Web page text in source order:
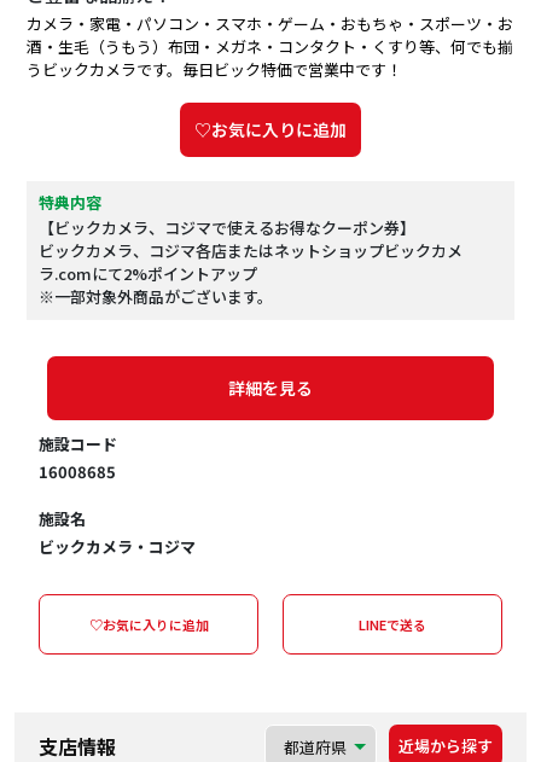
カメラ・家電・パソコン・スマホ・ゲーム・おもちゃ・スポーツ・お
酒・生毛（うもう）布団・メガネ・コンタクト・くすり等、何でも揃
うビックカメラです。毎日ビック特価で営業中です！
♡お気に入りに追加
特典内容
【ビックカメラ、コジマで使えるお得なクーポン券】
ビックカメラ、コジマ各店またはネットショップビックカメ
ラ.comにて2%ポイントアップ
※一部対象外商品がございます。
詳細を見る
施設コード
16008685
施設名
ビックカメラ・コジマ
♡お気に入りに追加 LINEで送る
支店情報 近場から探す